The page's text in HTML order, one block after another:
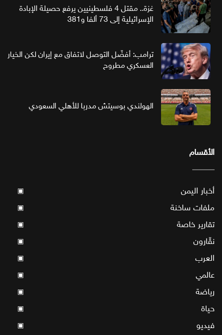
غزة.. مقتل 4 فلسطينيين يرفع حصيلة الإبادة
الإسرائيلية إلى 73 ألفا و381
ترامب: أفضّل التوصل لاتفاق مع إيران لكن الخيار
العسكري مطروح
الهولندي بوسيتش مدربا للأهلي السعودي
الأقسام
أخبار اليمن ▣
ملفات ساخنة ▣
تقارير خاصة ▣
نقّارون ▣
العرب ▣
عالمي ▣
رياضة ▣
حياة ▣
فيديو ▣